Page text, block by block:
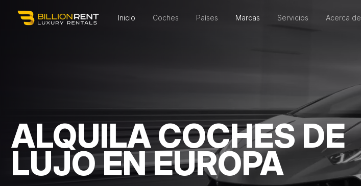
Inicio Coches Países Marcas Servicios Acerca de
ALQUILA COCHES DE
LUJO EN EUROPA